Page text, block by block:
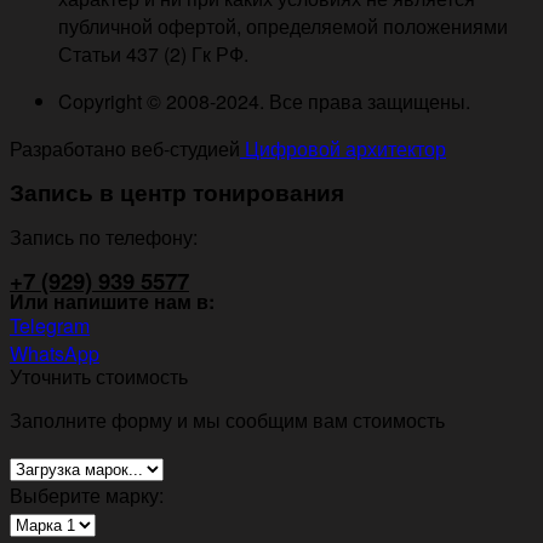
публичной офертой, определяемой положениями
Статьи 437 (2) Гк РФ.
Copyright © 2008-2024. Все права защищены.
Разработано веб-студией Цифровой архитектор
Запись в центр тонирования
Запись по телефону:
+7 (929) 939 5577
Или напишите нам в:
Telegram
WhatsApp
Уточнить стоимость
Заполните форму и мы сообщим вам стоимость
Выберите марку: